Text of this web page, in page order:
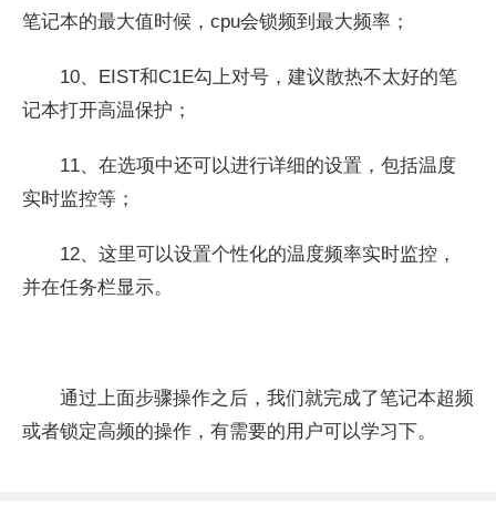
笔记本的最大值时候，cpu会锁频到最大频率；
10、EIST和C1E勾上对号，建议散热不太好的笔
记本打开高温保护；
11、在选项中还可以进行详细的设置，包括温度
实时监控等；
12、这里可以设置个性化的温度频率实时监控，
并在任务栏显示。
通过上面步骤操作之后，我们就完成了笔记本超频
或者锁定高频的操作，有需要的用户可以学习下。